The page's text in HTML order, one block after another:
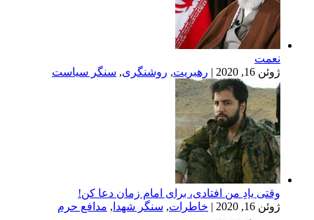
|رهبریت,روشنگری,سنگر سیاست
من افتادی، برای امام زمان دعا کن!
|خاطرات,سنگر شهدا, مدافع حرم